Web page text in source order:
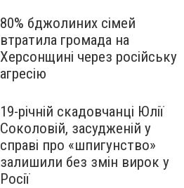
80% бджолиних сімей
втратила громада на
Херсонщині через російську
агресію
19-річній скадовчанці Юлії
Соколовій, засудженій у
справі про «шпигунство»
залишили без змін вирок у
Росії